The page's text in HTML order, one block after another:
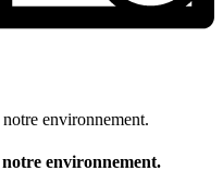
environnement.